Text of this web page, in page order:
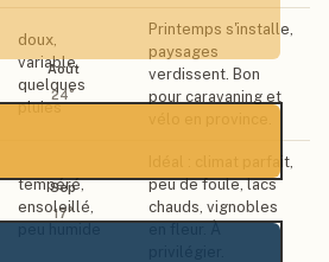
Août
24°
Sep
17°
doux,
variable,
quelques
pluies
Printemps s'installe,
paysages
verdissent. Bon
pour caravaning et
tempéré,
ensoleillé,
Idéal : climat parfait,
peu de foule, lacs
chauds, vignobles